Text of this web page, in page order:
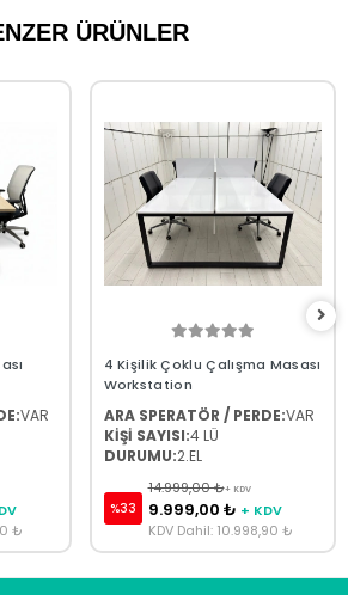
ÜRÜNLER
VAR
₺
4 Kişilik Çoklu Çalışma Masası
Workstation
ARA SPERATÖR / PERDE:VAR
KİŞİ SAYISI:4 LÜ
DURUMU:2.EL
%33
14.999,00 ₺+ KDV
9.999,00 ₺ + KDV
KDV Dahil: 10.998,90 ₺